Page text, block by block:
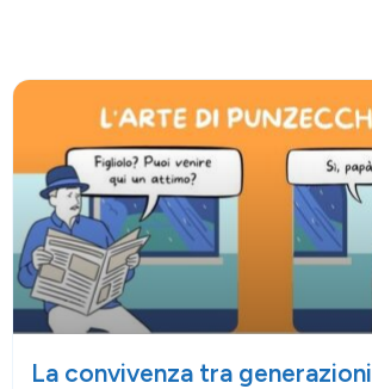
La convivenza tra generazioni